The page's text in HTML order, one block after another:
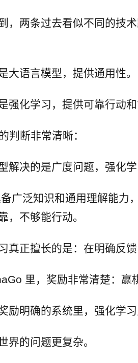
，两条过去看似不同的技
大语言模型，提供通用性。
强化学习，提供可靠行动
判断非常清晰：
解决的是广度问题，强化
广泛知识和通用理解能力
，不够能行动。
真正擅长的是：在明确反
里，奖励非常清楚：赢
励明确的系统里，强化学
界的问题更复杂。